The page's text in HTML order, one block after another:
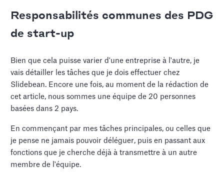
Responsabilités communes des PDG
de start-up
Bien que cela puisse varier d'une entreprise à l'autre, je
vais détailler les tâches que je dois effectuer chez
Slidebean. Encore une fois, au moment de la rédaction de
cet article, nous sommes une équipe de 20 personnes
basées dans 2 pays.
En commençant par mes tâches principales, ou celles que
je pense ne jamais pouvoir déléguer, puis en passant aux
fonctions que je cherche déjà à transmettre à un autre
membre de l'équipe.